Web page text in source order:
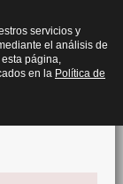
servicios y
el análisis de
página,
en la Política de